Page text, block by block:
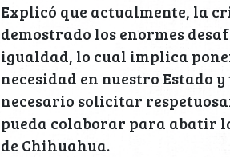
Explicó que actualmente, la
demostrado los enormes
igualdad, lo cual implica
necesidad en nuestro Estado
necesario solicitar
pueda colaborar para abatir
de Chihuahua.